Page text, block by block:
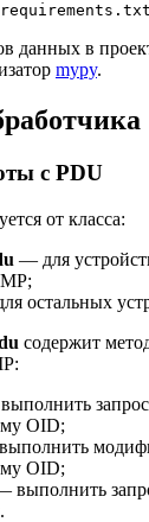
данных в
mypy.
с PDU
от класса:
— для
остальных
содержит
OID;
OID;
выполнить